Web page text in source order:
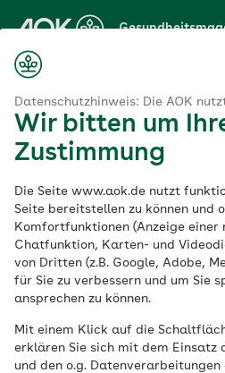
Datenschutzhinweis: Die AOK
Wir bitten um
Zustimmung
Die Seite www.aok.de nutzt
Seite bereitstellen zu können und
Komfortfunktionen (Anzeige einer
Chatfunktion, Karten- und
von Dritten (z.B. Google, Adobe,
für Sie zu verbessern und um Sie
ansprechen zu können.
Mit einem Klick auf die
erklären Sie sich mit dem Einsatz
und den o.g. Datenverarbeitungen
Hauptinhalt
springen
entfernen:
die